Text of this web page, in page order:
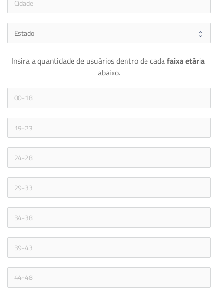
Insira a quantidade de usuários dentro de cada
abaixo.